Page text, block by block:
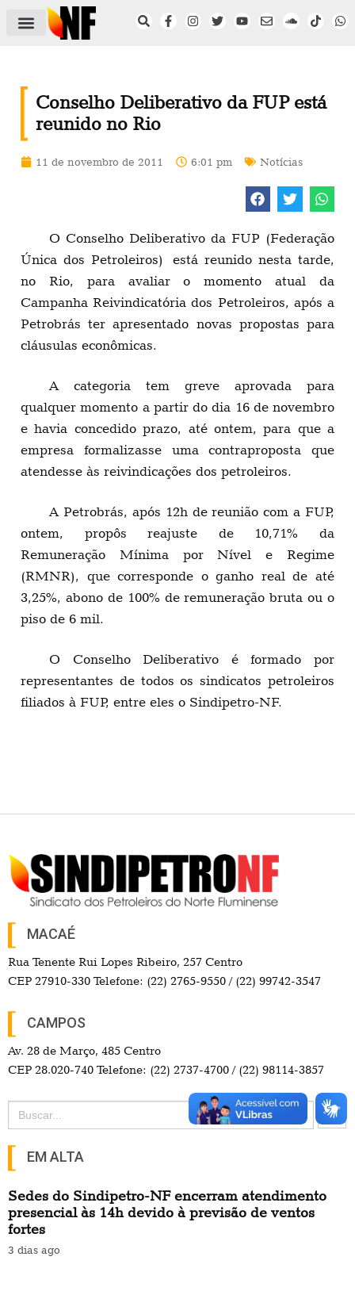
Conselho Deliberativo da FUP está
reunido no Rio
11 de novembro de 2011 6:01 pm Notícias
O Conselho Deliberativo da FUP (Federação
Única dos Petroleiros) está reunido nesta tarde,
no Rio, para avaliar o momento atual da
Campanha Reivindicatória dos Petroleiros, após a
Petrobrás ter apresentado novas propostas para
cláusulas econômicas.
A categoria tem greve aprovada para
qualquer momento a partir do dia 16 de novembro
e havia concedido prazo, até ontem, para que a
empresa formalizasse uma contraproposta que
atendesse às reivindicações dos petroleiros.
A Petrobrás, após 12h de reunião com a FUP,
ontem, propôs reajuste de 10,71% da
Remuneração Mínima por Nível e Regime
(RMNR), que corresponde o ganho real de até
3,25%, abono de 100% de remuneração bruta ou o
piso de 6 mil.
O Conselho Deliberativo é formado por
representantes de todos os sindicatos petroleiros
filiados à FUP, entre eles o Sindipetro-NF.
MACAÉ
Rua Tenente Rui Lopes Ribeiro, 257 Centro
CEP 27910-330 Telefone: (22) 2765-9550 / (22) 99742-3547
CAMPOS
Av. 28 de Março, 485 Centro
CEP 28.020-740 Telefone: (22) 2737-4700 / (22) 98114-3857
Search
for:
Search Button
EM ALTA
Sedes do Sindipetro-NF encerram atendimento
presencial às 14h devido à previsão de ventos
fortes
3 dias ago